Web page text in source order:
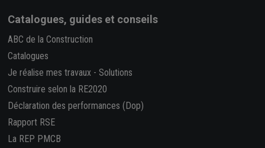
Catalogues, guides et conseils
ABC de la Construction
Catalogues
Je réalise mes travaux - Solutions
Construire selon la RE2020
Déclaration des performances (Dop)
Rapport RSE
La REP PMCB